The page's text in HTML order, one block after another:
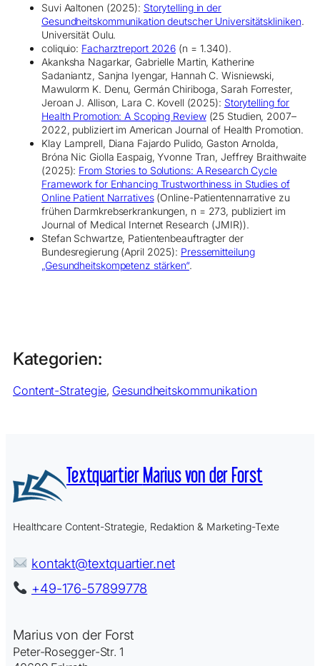
Suvi Aaltonen (2025): Storytelling in der
Gesundheitskommunikation deutscher Universitätskliniken.
Universität Oulu.
coliquio: Facharztreport 2026 (n = 1.340).
Akanksha Nagarkar, Gabrielle Martin, Katherine
Sadaniantz, Sanjna Iyengar, Hannah C. Wisniewski,
Mawulorm K. Denu, Germán Chiriboga, Sarah Forrester,
Jeroan J. Allison, Lara C. Kovell (2025): Storytelling for
Health Promotion: A Scoping Review(25 Studien, 2007–
2022, publiziert im American Journal of Health Promotion.
Klay Lamprell, Diana Fajardo Pulido, Gaston Arnolda,
Bróna Nic Giolla Easpaig, Yvonne Tran, Jeffrey Braithwaite
(2025): From Stories to Solutions: A Research Cycle
Framework for Enhancing Trustworthiness in Studies of
Online Patient Narratives(Online-Patientennarrative zu
frühen Darmkrebserkrankungen, n = 273, publiziert im
Journal of Medical Internet Research (JMIR)).
Stefan Schwartze, Patientenbeauftragter der
Bundesregierung (April 2025): Pressemitteilung
„Gesundheitskompetenz stärken“.
Kategorien:
Content-Strategie, Gesundheitskommunikation
TextquartierMarius von der Forst
Healthcare Content-Strategie, Redaktion & Marketing-Texte
kontakt@textquartier.net
+49-176-57899778
Marius von der Forst
Peter-Rosegger-Str. 1